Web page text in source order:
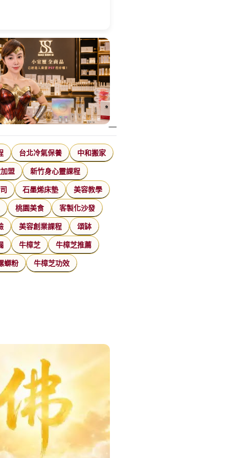
台北冷氣保養 中和搬家
盟 新竹身心靈課程
石墨烯床墊 美容教學
桃園美食 客製化沙發
美容創業課程 頌缽
牛樟芝 牛樟芝推薦
螄粉 牛樟芝功效